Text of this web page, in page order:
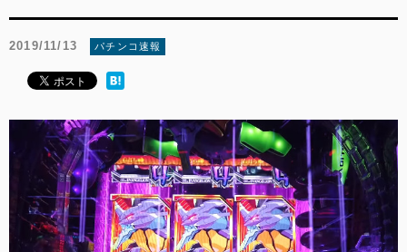
2019/11/13 パチンコ速報